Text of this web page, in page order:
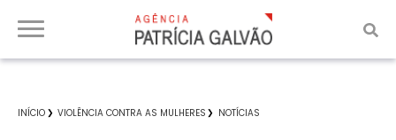
INÍCIO VIOLÊNCIA CONTRA AS MULHERES NOTÍCIAS